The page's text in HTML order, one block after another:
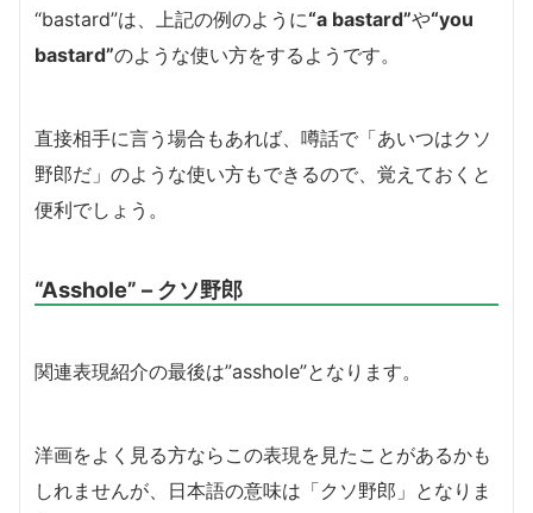
“bastard”は、上記の例のように“a bastard”や“you
bastard”のような使い方をするようです。
直接相手に言う場合もあれば、噂話で「あいつはクソ
野郎だ」のような使い方もできるので、覚えておくと
便利でしょう。
“Asshole” – クソ野郎
関連表現紹介の最後は”asshole”となります。
洋画をよく見る方ならこの表現を見たことがあるかも
しれませんが、日本語の意味は「クソ野郎」となりま